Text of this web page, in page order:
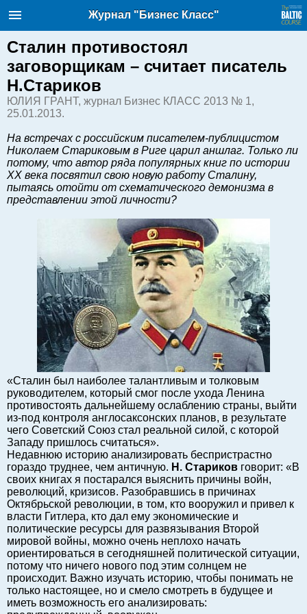
Балтийский курс. Новости и
аналитика
English
Латвии
Хорошо для дела
Аналитика
Инвестиции
Финансы
Технологии
Рынки и компании
Балтийский экспорт
Туризм
Советы юриста
ЕС - Балтия
Балтия - СНГ
Люди дела
Право
Круглый стол
Образование и наука
Экономическая история
Прямая речь
Благотворительность
Форумы
Книга
Архив
Сергей Тюленев: студия
Журнал "Бизнес Класс"
Сталин противостоял
заговорщикам – считает писатель
Н.Стариков
ЮЛИЯ ГРАНТ, журнал Бизнес КЛАСС 2013 № 1,
25.01.2013.
На встречах с российским писателем-публицистом
Николаем Стариковым в Риге царил аншлаг. Только ли
потому, что автор ряда популярных книг по истории
ХХ века посвятил свою новую работу Сталину,
пытаясь отойти от схематического демонизма в
представлении этой личности?
«Сталин был наиболее талантливым и толковым
руководителем, который смог после ухода Ленина
противостоять дальнейшему ослаблению страны, выйти
из-под контроля англосаксонских планов, в результате
чего Советский Союз стал реальной силой, с которой
Западу пришлось считаться».
Недавнюю историю анализировать беспристрастно
гораздо труднее, чем античную. Н. Стариков говорит: «В
своих книгах я постарался выяснить причины войн,
революций, кризисов. Разобравшись в причинах
Октябрьской революции, в том, кто вооружил и привел к
власти Гитлера, кто дал ему экономические и
политические ресурсы для развязывания Второй
мировой войны, можно очень неплохо начать
ориентироваться в сегодняшней политической ситуации,
потому что ничего нового под этим солнцем не
происходит. Важно изучать историю, чтобы понимать не
только настоящее, но и смело смотреть в будущее и
иметь возможность его анализировать: